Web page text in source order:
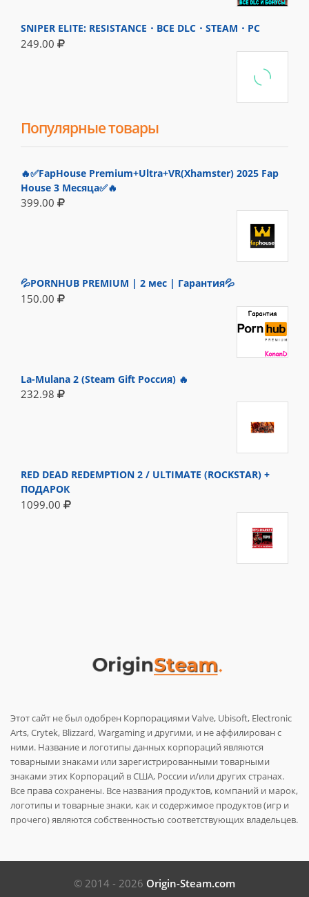
SNIPER ELITE: RESISTANCE・ВСЕ DLC・STEAM・PC
249.00
Популярные товары
🔥✅FapHouse Premium+Ultra+VR(Xhamster) 2025 Fap
House 3 Месяца✅🔥
399.00
💦PORNHUB PREMIUM | 2 мес | Гарантия💦
150.00
La-Mulana 2 (Steam Gift Россия) 🔥
232.98
RED DEAD REDEMPTION 2 / ULTIMATE (ROCKSTAR) +
ПОДАРОК
1099.00
Этот сайт не был одобрен Корпорациями Valve, Ubisoft, Electronic
Arts, Crytek, Blizzard, Wargaming и другими, и не аффилирован с
ними. Название и логотипы данных корпораций являются
товарными знаками или зарегистрированными товарными
знаками этих Корпораций в США, России и/или других странах.
Все права сохранены. Все названия продуктов, компаний и марок,
логотипы и товарные знаки, как и содержимое продуктов (игр и
прочего) являются собственностью соответствующих владельцев.
© 2014 - 2026 Origin-Steam.com